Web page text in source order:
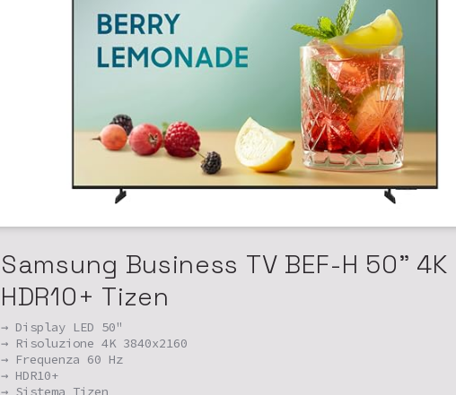
Samsung Business TV BEF-H 50" 4K
HDR10+ Tizen
→ Display LED 50"
→ Risoluzione 4K 3840x2160
→ Frequenza 60 Hz
→ HDR10+
→ Sistema Tizen